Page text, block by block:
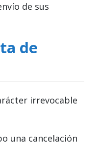
de sus
de
irrevocable
una cancelación